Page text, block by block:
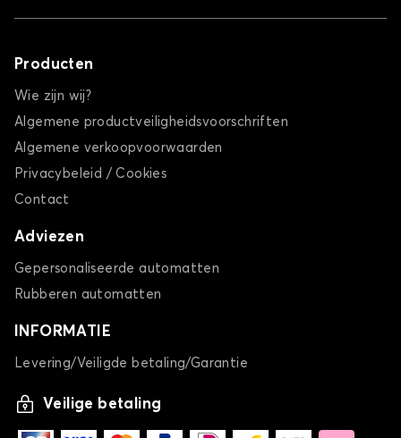
Producten
Wie zijn wij?
Algemene productveiligheidsvoorschriften
Algemene verkoopvoorwaarden
Privacybeleid / Cookies
Contact
Adviezen
Gepersonaliseerde automatten
Rubberen automatten
INFORMATIE
Levering/Veiligde betaling/Garantie
Veilige betaling